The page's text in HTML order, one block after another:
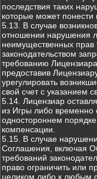
последствия таких
которые может
5.13. В случае
отношении нарушения
неимущественных прав
законодательством
требованию
предоставив
урегулировать
свой счет с указанием
5.14. Лицензиар
из Игры либо временно
одностороннем
компенсации.
5.15. В случае
Соглашения, включая
требований
право ограничить или
целиком либо к любым